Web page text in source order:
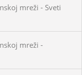
mreži - Sveti
mreži -